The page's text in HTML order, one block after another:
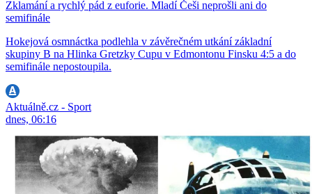
Zklamání a rychlý pád z euforie. Mladí Češi neprošli ani do
semifinále
Hokejová osmnáctka podlehla v závěrečném utkání základní
skupiny B na Hlinka Gretzky Cupu v Edmontonu Finsku 4:5 a do
semifinále nepostoupila.
Aktuálně.cz - Sport
dnes, 06:16